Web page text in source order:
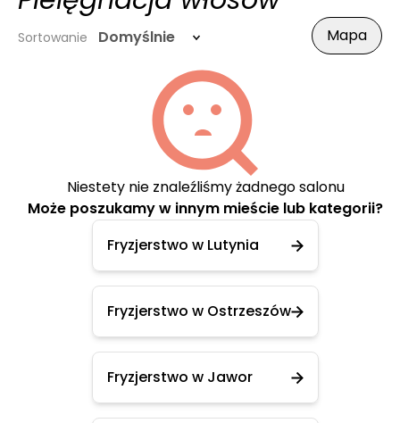
Sortowanie Domyślnie Mapa
Niestety nie znaleźliśmy żadnego salonu
Może poszukamy w innym mieście lub kategorii?
Fryzjerstwo w Lutynia
Fryzjerstwo w Ostrzeszów
Fryzjerstwo w Jawor